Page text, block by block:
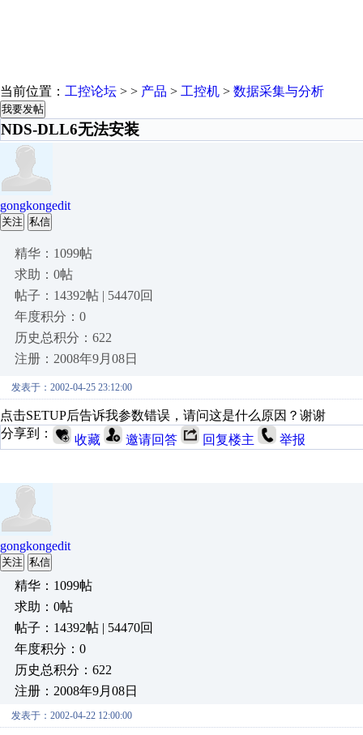
当前位置： 工控论坛 > > 产品 > 工控机 > 数据采集与分析
我要发帖
NDS-DLL6无法安装
gongkongedit
关注 私信
精华：1099帖
求助：0帖
帖子：14392帖 | 54470回
年度积分：0
历史总积分：622
注册：2008年9月08日
发表于：2002-04-25 23:12:00
点击SETUP后告诉我参数错误，请问这是什么原因？谢谢
分享到：
收藏 邀请回答 回复楼主 举报
gongkongedit
关注 私信
精华：1099帖
求助：0帖
帖子：14392帖 | 54470回
年度积分：0
历史总积分：622
注册：2008年9月08日
发表于：2002-04-22 12:00:00